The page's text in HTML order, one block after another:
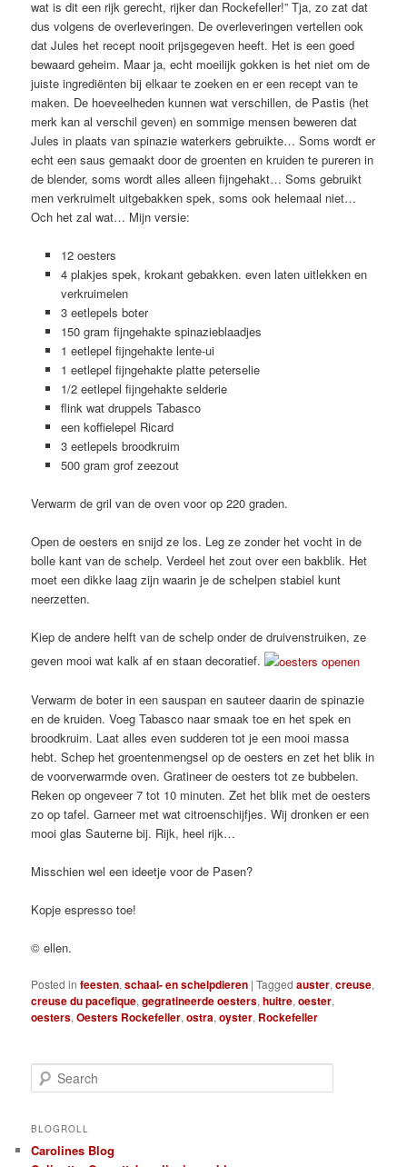
wat is dit een rijk gerecht, rijker dan Rockefeller!” Tja, zo zat dat
dus volgens de overleveringen. De overleveringen vertellen ook
dat Jules het recept nooit prijsgegeven heeft. Het is een goed
bewaard geheim. Maar ja, echt moeilijk gokken is het niet om de
juiste ingrediënten bij elkaar te zoeken en er een recept van te
maken. De hoeveelheden kunnen wat verschillen, de Pastis (het
merk kan al verschil geven) en sommige mensen beweren dat
Jules in plaats van spinazie waterkers gebruikte… Soms wordt er
echt een saus gemaakt door de groenten en kruiden te pureren in
de blender, soms wordt alles alleen fijngehakt… Soms gebruikt
men verkruimelt uitgebakken spek, soms ook helemaal niet…
Och het zal wat… Mijn versie:
12 oesters
4 plakjes spek, krokant gebakken. even laten uitlekken en
verkruimelen
3 eetlepels boter
150 gram fijngehakte spinazieblaadjes
1 eetlepel fijngehakte lente-ui
1 eetlepel fijngehakte platte peterselie
1/2 eetlepel fijngehakte selderie
flink wat druppels Tabasco
een koffielepel Ricard
3 eetlepels broodkruim
500 gram grof zeezout
Verwarm de gril van de oven voor op 220 graden.
Open de oesters en snijd ze los. Leg ze zonder het vocht in de
bolle kant van de schelp. Verdeel het zout over een bakblik. Het
moet een dikke laag zijn waarin je de schelpen stabiel kunt
neerzetten.
Kiep de andere helft van de schelp onder de druivenstruiken, ze
geven mooi wat kalk af en staan decoratief.
Verwarm de boter in een sauspan en sauteer daarin de spinazie
en de kruiden. Voeg Tabasco naar smaak toe en het spek en
broodkruim. Laat alles even sudderen tot je een mooi massa
hebt. Schep het groentenmengsel op de oesters en zet het blik in
de voorverwarmde oven. Gratineer de oesters tot ze bubbelen.
Reken op ongeveer 7 tot 10 minuten. Zet het blik met de oesters
zo op tafel. Garneer met wat citroenschijfjes. Wij dronken er een
mooi glas Sauterne bij. Rijk, heel rijk…
Misschien wel een ideetje voor de Pasen?
Kopje espresso toe!
© ellen.
Posted in feesten,schaal- en schelpdieren |Tagged auster,creuse,
creuse du pacefique,gegratineerde oesters,huitre,oester,
oesters,Oesters Rockefeller,ostra,oyster, Rockefeller
e
r
h
BLOGROLL
Carolines Blog